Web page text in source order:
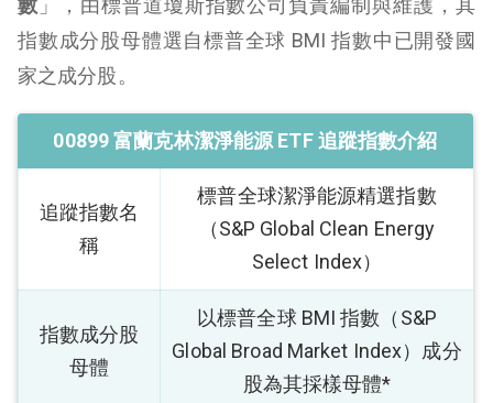
數 」，由標普道瓊斯指數公司負責編制與維護，其
指數成分股母體選自標普全球 BMI 指數中已開發國
家之成分股。
00899 富蘭克林潔淨能源 ETF追蹤指數介紹
追蹤指數名
稱
標普全球潔淨能源精選指數
（S&P Global Clean Energy
Select Index）
指數成分股
母體
以標普全球 BMI 指數（S&P
Global Broad Market Index）成分
股為其採樣母體*